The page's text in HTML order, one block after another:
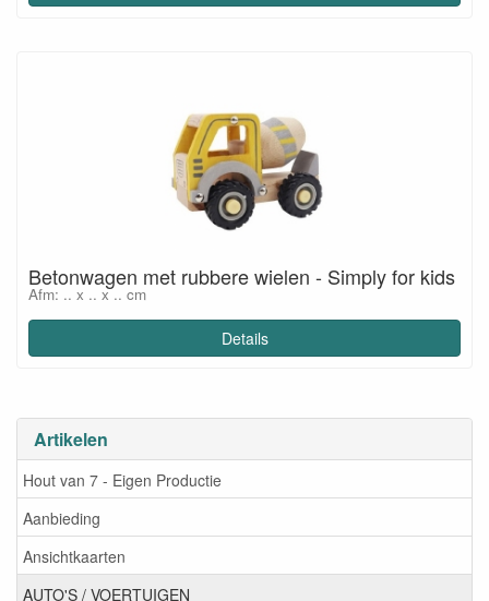
Artikelen
Hout van 7 - Eigen Productie
Aanbieding
Ansichtkaarten
AUTO'S / VOERTUIGEN
Betonwagen met rubbere wielen - Simply for kids
Afm: .. x .. x .. cm
Details